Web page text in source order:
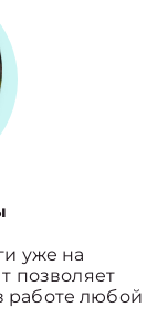
уже на
позволяет
работе любой